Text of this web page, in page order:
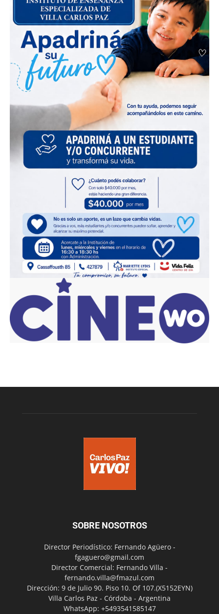
SOBRE NOSOTROS
Director Periodístico: Fernando Agüero -
fgaguero@gmail.com
Director Comercial: Fernando Villa -
fernando.villa@fmazul.com
Dirección: 9 de Julio 90. Piso 10. Of 107.(X5152EYN)
Villa Carlos Paz - Córdoba - Argentina
WhatsApp: +5493541585147